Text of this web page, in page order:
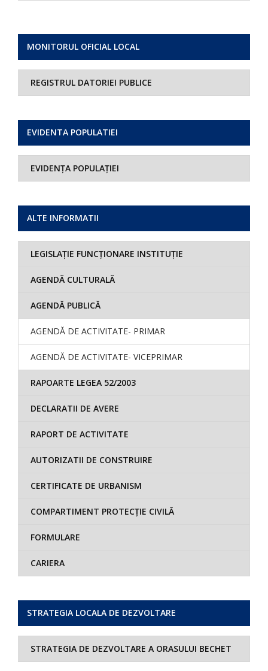
MONITORUL OFICIAL LOCAL
REGISTRUL DATORIEI PUBLICE
EVIDENTA POPULATIEI
EVIDENȚA POPULAȚIEI
ALTE INFORMATII
LEGISLAȚIE FUNCȚIONARE INSTITUȚIE
AGENDĂ CULTURALĂ
AGENDĂ PUBLICĂ
AGENDĂ DE ACTIVITATE- PRIMAR
AGENDĂ DE ACTIVITATE- VICEPRIMAR
RAPOARTE LEGEA 52/2003
DECLARATII DE AVERE
RAPORT DE ACTIVITATE
AUTORIZATII DE CONSTRUIRE
CERTIFICATE DE URBANISM
COMPARTIMENT PROTECȚIE CIVILĂ
FORMULARE
CARIERA
STRATEGIA LOCALA DE DEZVOLTARE
STRATEGIA DE DEZVOLTARE A ORASULUI BECHET